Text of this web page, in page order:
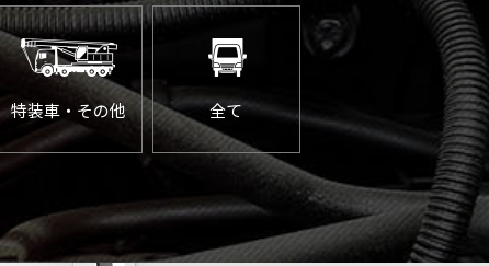
特装車・その他 全て